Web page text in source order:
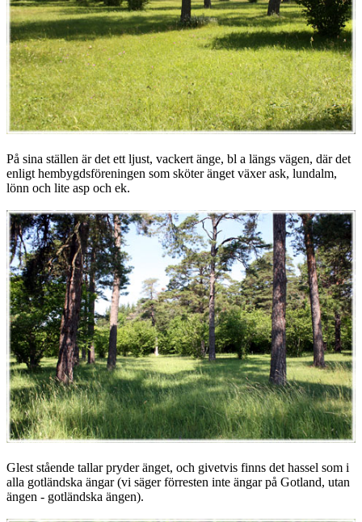
På sina ställen är det ett ljust, vackert änge, bl a längs vägen, där det
enligt hembygdsföreningen som sköter änget växer ask, lundalm,
lönn och lite asp och ek.
Glest stående tallar pryder änget, och givetvis finns det hassel som i
alla gotländska ängar (vi säger förresten inte ängar på Gotland, utan
ängen - gotländska ängen).